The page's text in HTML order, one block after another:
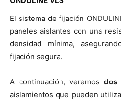
El sistema de fijación
paneles aislantes con una
densidad mínima,
fijación segura.
A continuación, veremos dos
aislamientos que pueden